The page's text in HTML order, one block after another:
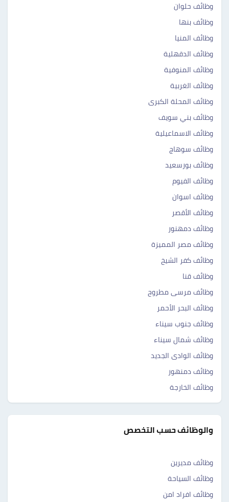
وظائف حلوان
وظائف بنها
وظائف المنيا
وظائف الدقهلية
وظائف المنوفية
وظائف الغربية
وظائف المحلة الكبرى
وظائف بني سويف
وظائف الاسماعيلية
وظائف سوهاج
وظائف بورسعيد
وظائف الفيوم
وظائف اسوان
وظائف الأقصر
وظائف دمهنور
وظائف مصر المميزة
وظائف كفر الشيخ
وظائف قنا
وظائف مرسى مطروح
وظائف البحر الأحمر
وظائف جنوب سيناء
وظائف شمال سيناء
وظائف الوادى الجديد
وظائف دمنهور
وظائف الخارجة
والوظائف حسب التخصص
وظائف مديرين
وظائف السياحة
وظائف افراد امن